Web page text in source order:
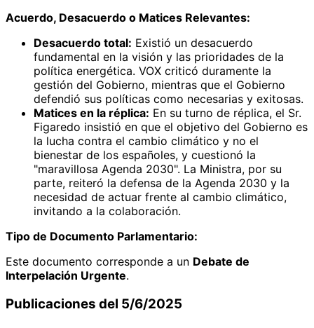
Acuerdo, Desacuerdo o Matices Relevantes:
Desacuerdo total: Existió un desacuerdo
fundamental en la visión y las prioridades de la
política energética. VOX criticó duramente la
gestión del Gobierno, mientras que el Gobierno
defendió sus políticas como necesarias y exitosas.
Matices en la réplica: En su turno de réplica, el Sr.
Figaredo insistió en que el objetivo del Gobierno es
la lucha contra el cambio climático y no el
bienestar de los españoles, y cuestionó la
"maravillosa Agenda 2030". La Ministra, por su
parte, reiteró la defensa de la Agenda 2030 y la
necesidad de actuar frente al cambio climático,
invitando a la colaboración.
Tipo de Documento Parlamentario:
Este documento corresponde a un Debate de
Interpelación Urgente.
Publicaciones del 5/6/2025